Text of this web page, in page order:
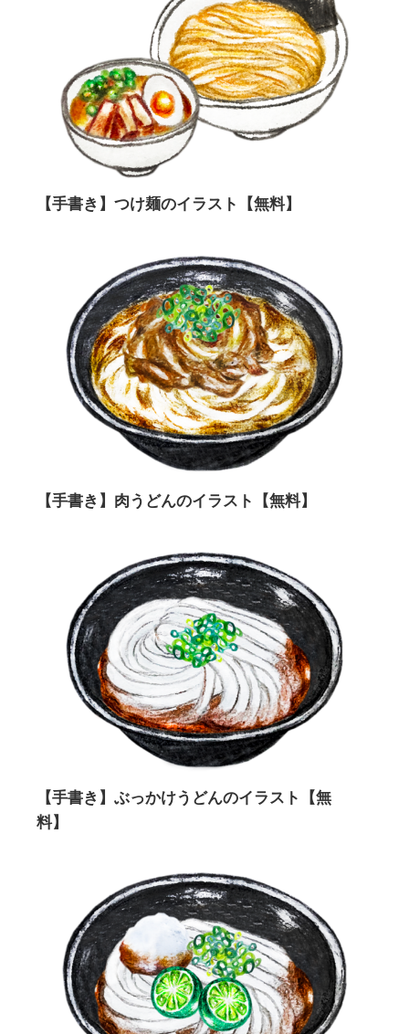
【手書き】つけ麺のイラスト【無料】
【手書き】肉うどんのイラスト【無料】
【手書き】ぶっかけうどんのイラスト【無
料】